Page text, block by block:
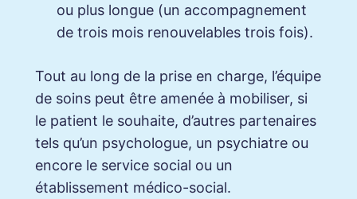
ou plus longue (un accompagnement
de trois mois renouvelables trois fois).
Tout au long de la prise en charge, l’équipe
de soins peut être amenée à mobiliser, si
le patient le souhaite, d’autres partenaires
tels qu’un psychologue, un psychiatre ou
encore le service social ou un
établissement médico-social.